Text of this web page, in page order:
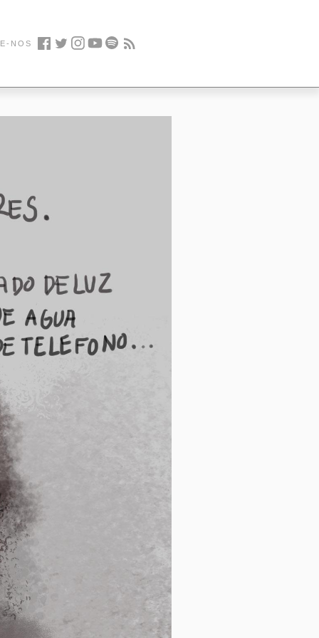
NOS Facebook
TwitterInstagram
Youtube
Spotify
Feed